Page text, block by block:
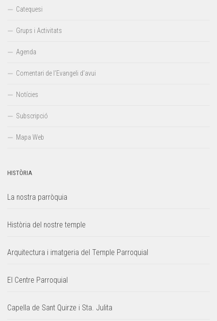
Catequesi
Grups i Activitats
Agenda
Comentari de l’Evangeli d’avui
Notícies
Subscripció
Mapa Web
HISTÒRIA
La nostra parròquia
Història del nostre temple
Arquitectura i imatgeria del Temple Parroquial
El Centre Parroquial
Capella de Sant Quirze i Sta. Julita